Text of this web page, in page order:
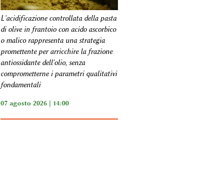
L'acidificazione controllata della pasta
di olive in frantoio con acido ascorbico
o malico rappresenta una strategia
promettente per arricchire la frazione
antiossidante dell'olio, senza
comprometterne i parametri qualitativi
fondamentali
07 agosto 2026 | 14:00